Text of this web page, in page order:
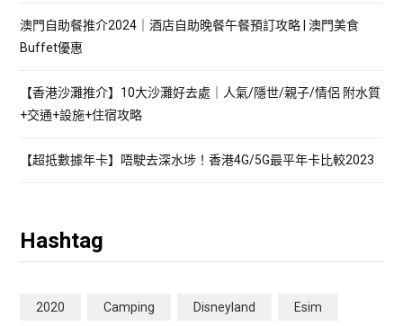
澳門自助餐推介2024｜酒店自助晚餐午餐預訂攻略 | 澳門美食
Buffet優惠
【香港沙灘推介】10大沙灘好去處｜人氣/隱世/親子/情侶 附水質
+交通+設施+住宿攻略
【超抵數據年卡】唔駛去深水埗！香港4G/5G最平年卡比較2023
Hashtag
2020 Camping Disneyland Esim